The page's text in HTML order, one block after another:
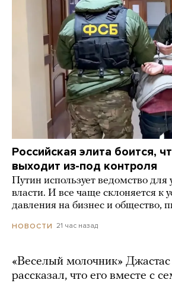
Российская элита боится,
выходит из-под контроля
Путин использует ведомство для
власти. И все чаще склоняется к
давления на бизнес и общество,
НОВОСТИ 21 час назад
«Веселый молочник» Джастас
рассказал, что его вместе с